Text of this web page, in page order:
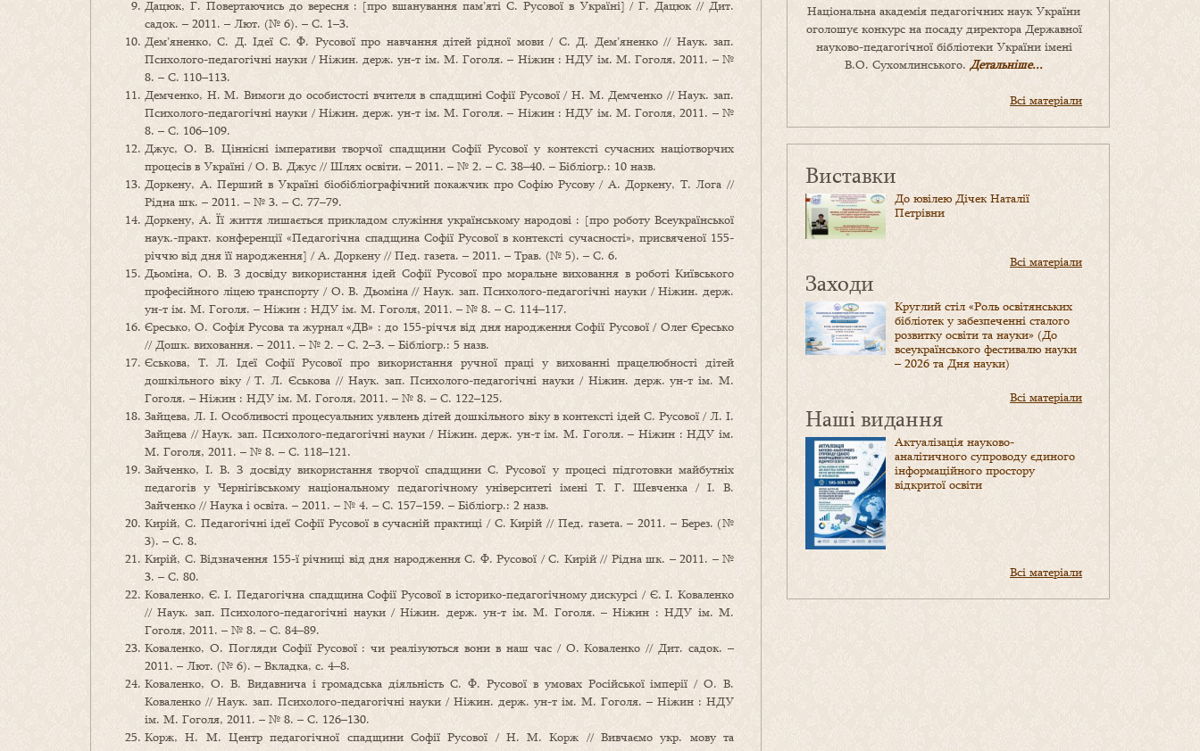
Дацюк, Г. Повертаючись до вересня : [про вшанування пам’яті С. Русової в Україні] / Г. Дацюк // Дит.
садок. – 2011. – Лют. (№ 6). – С. 1–3.
Дем’яненко, С. Д. Ідеї С. Ф. Русової про навчання дітей рідної мови / С. Д. Дем’яненко // Наук. зап.
Психолого-педагогічні науки / Ніжин. держ. ун-т ім. М. Гоголя. – Ніжин : НДУ ім. М. Гоголя, 2011. – №
8. – С. 110–113.
Демченко, Н. М. Вимоги до особистості вчителя в спадщині Софії Русової / Н. М. Демченко // Наук. зап.
Психолого-педагогічні науки / Ніжин. держ. ун-т ім. М. Гоголя. – Ніжин : НДУ ім. М. Гоголя, 2011. – №
8. – С. 106–109.
Джус, О. В. Ціннісні імперативи творчої спадщини Софії Русової у контексті сучасних націотворчих
процесів в Україні / О. В. Джус // Шлях освіти. – 2011. – № 2. – С. 38–40. – Бібліогр.: 10 назв.
Доркену, А. Перший в Україні біобібліографічний покажчик про Софію Русову / А. Доркену, Т. Лога //
Рідна шк. – 2011. – № 3. – С. 77–79.
Доркену, А. Її життя лишається прикладом служіння українському народові : [про роботу Всеукраїнської
наук.-практ. конференції «Педагогічна спадщина Софії Русової в контексті сучасності», присвяченої 155-
річчю від дня її народження] / А. Доркену // Пед. газета. – 2011. – Трав. (№ 5). – С. 6.
Дьоміна, О. В. З досвіду використання ідей Софії Русової про моральне виховання в роботі Київського
професійного ліцею транспорту / О. В. Дьоміна // Наук. зап. Психолого-педагогічні науки / Ніжин. держ.
ун-т ім. М. Гоголя. – Ніжин : НДУ ім. М. Гоголя, 2011. – № 8. – С. 114–117.
Єресько, О. Софія Русова та журнал «ДВ» : до 155-річчя від дня народження Софії Русової / Олег Єресько
// Дошк. виховання. – 2011. – № 2. – С. 2–3. – Бібліогр.: 5 назв.
Єськова, Т. Л. Ідеї Софії Русової про використання ручної праці у вихованні працелюбності дітей
дошкільного віку / Т. Л. Єськова // Наук. зап. Психолого-педагогічні науки / Ніжин. держ. ун-т ім. М.
Гоголя. – Ніжин : НДУ ім. М. Гоголя, 2011. – № 8. – С. 122–125.
Зайцева, Л. І. Особливості процесуальних уявлень дітей дошкільного віку в контексті ідей С. Русової / Л. І.
Зайцева // Наук. зап. Психолого-педагогічні науки / Ніжин. держ. ун-т ім. М. Гоголя. – Ніжин : НДУ ім.
М. Гоголя, 2011. – № 8. – С. 118–121.
Зайченко, І. В. З досвіду використання творчої спадщини С. Русової у процесі підготовки майбутніх
педагогів у Чернігівському національному педагогічному університеті імені Т. Г. Шевченка / І. В.
Зайченко // Наука і освіта. – 2011. – № 4. – С. 157–159. – Бібліогр.: 2 назв.
Кирій, С. Педагогічні ідеї Софії Русової в сучасній практиці / С. Кирій // Пед. газета. – 2011. – Берез. (№
3). – С. 8.
Кирій, С. Відзначення 155-ї річниці від дня народження С. Ф. Русової / С. Кирій // Рідна шк. – 2011. – №
3. – С. 80.
Коваленко, Є. І. Педагогічна спадщина Софії Русової в історико-педагогічному дискурсі / Є. І. Коваленко
// Наук. зап. Психолого-педагогічні науки / Ніжин. держ. ун-т ім. М. Гоголя. – Ніжин : НДУ ім. М.
Гоголя, 2011. – № 8. – С. 84–89.
Коваленко, О. Погляди Софії Русової : чи реалізуються вони в наш час / О. Коваленко // Дит. садок. –
2011. – Лют. (№ 6). – Вкладка, с. 4–8.
Коваленко, О. В. Видавнича і громадська діяльність С. Ф. Русової в умовах Російської імперії / О. В.
Коваленко // Наук. зап. Психолого-педагогічні науки / Ніжин. держ. ун-т ім. М. Гоголя. – Ніжин : НДУ
ім. М. Гоголя, 2011. – № 8. – С. 126–130.
Корж, Н. М. Центр педагогічної спадщини Софії Русової / Н. М. Корж // Вивчаємо укр. мову та
Національна академія педагогічних наук України
оголошує конкурс на посаду директора Державної
науково-педагогічної бібліотеки України імені
В.О. Сухомлинського. Детальніше...
Всі матеріали
Виставки
До ювілею Дічек Наталії
Петрівни
Всі матеріали
Заходи
Круглий стіл «Роль освітянських
бібліотек у забезпеченні сталого
розвитку освіти та науки» (До
всеукраїнського фестивалю науки
– 2026 та Дня науки)
Всі матеріали
Наші видання
Актуалізація науково-
аналітичного супроводу єдиного
інформаційного простору
відкритої освіти
Всі матеріали